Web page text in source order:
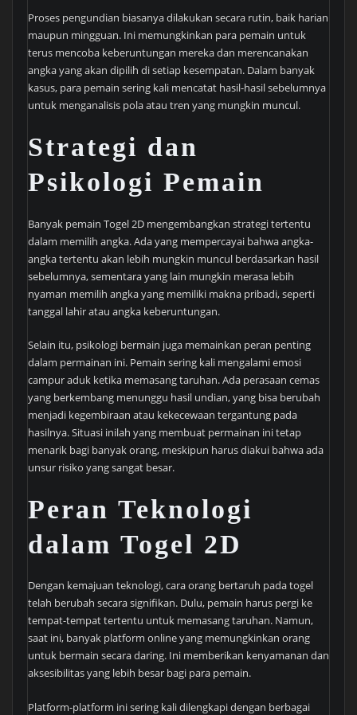
Proses pengundian biasanya dilakukan secara rutin, baik harian
maupun mingguan. Ini memungkinkan para pemain untuk
terus mencoba keberuntungan mereka dan merencanakan
angka yang akan dipilih di setiap kesempatan. Dalam banyak
kasus, para pemain sering kali mencatat hasil-hasil sebelumnya
untuk menganalisis pola atau tren yang mungkin muncul.
Strategi dan
Psikologi Pemain
Banyak pemain Togel 2D mengembangkan strategi tertentu
dalam memilih angka. Ada yang mempercayai bahwa angka-
angka tertentu akan lebih mungkin muncul berdasarkan hasil
sebelumnya, sementara yang lain mungkin merasa lebih
nyaman memilih angka yang memiliki makna pribadi, seperti
tanggal lahir atau angka keberuntungan.
Selain itu, psikologi bermain juga memainkan peran penting
dalam permainan ini. Pemain sering kali mengalami emosi
campur aduk ketika memasang taruhan. Ada perasaan cemas
yang berkembang menunggu hasil undian, yang bisa berubah
menjadi kegembiraan atau kekecewaan tergantung pada
hasilnya. Situasi inilah yang membuat permainan ini tetap
menarik bagi banyak orang, meskipun harus diakui bahwa ada
unsur risiko yang sangat besar.
Peran Teknologi
dalam Togel 2D
Dengan kemajuan teknologi, cara orang bertaruh pada togel
telah berubah secara signifikan. Dulu, pemain harus pergi ke
tempat-tempat tertentu untuk memasang taruhan. Namun,
saat ini, banyak platform online yang memungkinkan orang
untuk bermain secara daring. Ini memberikan kenyamanan dan
aksesibilitas yang lebih besar bagi para pemain.
Platform-platform ini sering kali dilengkapi dengan berbagai